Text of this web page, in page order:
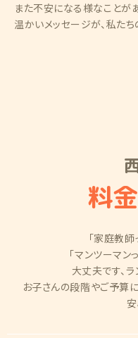
また不安になる様なことが
温かいメッセージが、私た
料金
「家庭教
「マンツーマン
大丈夫です、
お子さんの段階やご予算
安